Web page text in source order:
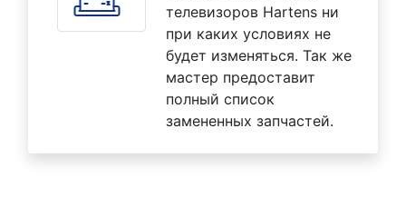
телевизоров Hartens ни
при каких условиях не
будет изменяться. Так же
мастер предоставит
полный список
замененных запчастей.